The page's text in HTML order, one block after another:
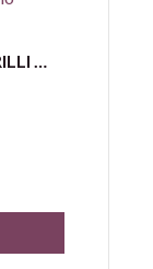
CANTINA COLLINA SERRAGRILLI BAROLO DOCG LA TUR